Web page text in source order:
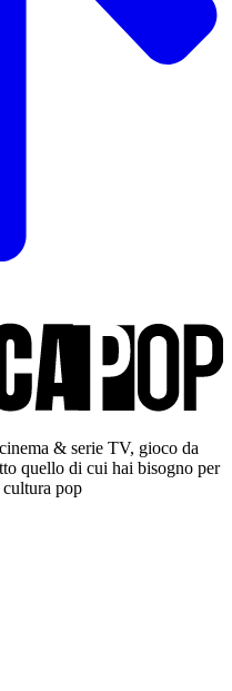
& serie TV, gioco da
quello di cui hai bisogno per
pop